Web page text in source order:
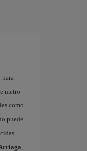
para
metro
como
puede
,